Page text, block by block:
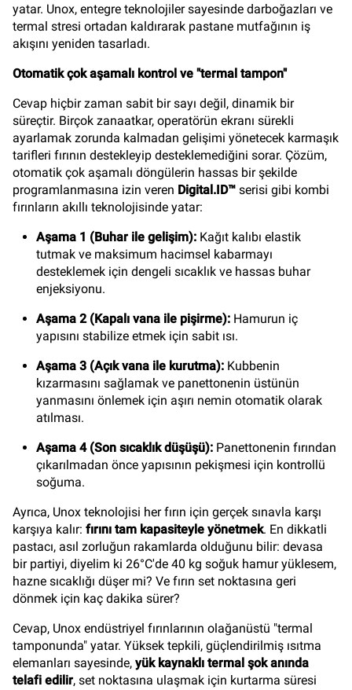
yatar. Unox, entegre teknolojiler sayesinde darboğazları ve
termal stresi ortadan kaldırarak pastane mutfağının iş
akışını yeniden tasarladı.
Otomatik çok aşamalı kontrol ve "termal tampon"
Cevap hiçbir zaman sabit bir sayı değil, dinamik bir
süreçtir. Birçok zanaatkar, operatörün ekranı sürekli
ayarlamak zorunda kalmadan gelişimi yönetecek karmaşık
tarifleri fırının destekleyip desteklemediğini sorar. Çözüm,
otomatik çok aşamalı döngülerin hassas bir şekilde
programlanmasına izin veren Digital.ID™ serisi gibi kombi
fırınların akıllı teknolojisinde yatar:
Aşama 1 (Buhar ile gelişim): Kağıt kalıbı elastik
tutmak ve maksimum hacimsel kabarmayı
desteklemek için dengeli sıcaklık ve hassas buhar
enjeksiyonu.
Aşama 2 (Kapalı vana ile pişirme): Hamurun iç
yapısını stabilize etmek için sabit ısı.
Aşama 3 (Açık vana ile kurutma): Kubbenin
kızarmasını sağlamak ve panettonenin üstünün
yanmasını önlemek için aşırı nemin otomatik olarak
atılması.
Aşama 4 (Son sıcaklık düşüşü): Panettonenin fırından
çıkarılmadan önce yapısının pekişmesi için kontrollü
soğuma.
Ayrıca, Unox teknolojisi her fırın için gerçek sınavla karşı
karşıya kalır: fırını tam kapasiteyle yönetmek. En dikkatli
pastacı, asıl zorluğun rakamlarda olduğunu bilir: devasa
bir partiyi, diyelim ki 26°C'de 40 kg soğuk hamur yüklesem,
hazne sıcaklığı düşer mi? Ve fırın set noktasına geri
dönmek için kaç dakika sürer?
Cevap, Unox endüstriyel fırınlarının olağanüstü "termal
tamponunda" yatar. Yüksek tepkili, güçlendirilmiş ısıtma
elemanları sayesinde, yük kaynaklı termal şok anında
telafi edilir, set noktasına ulaşmak için kurtarma süresi